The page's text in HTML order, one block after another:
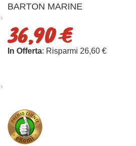
BARTON MARINE
36,90 €
In Offerta: Risparmi 26,60 €